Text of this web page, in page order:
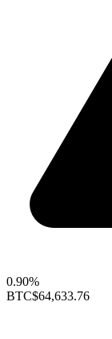
0.90%
BTC$64,633.76